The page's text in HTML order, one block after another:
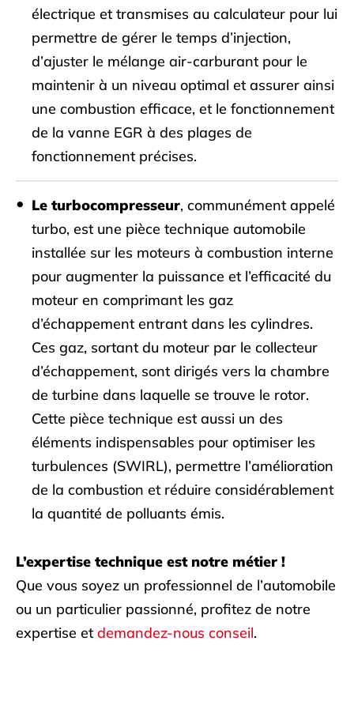
électrique et transmises au calculateur pour lui
permettre de gérer le temps d’injection,
d’ajuster le mélange air-carburant pour le
maintenir à un niveau optimal et assurer ainsi
une combustion efficace, et le fonctionnement
de la vanne EGR à des plages de
fonctionnement précises.
Le turbocompresseur, communément appelé
turbo, est une pièce technique automobile
installée sur les moteurs à combustion interne
pour augmenter la puissance et l’efficacité du
moteur en comprimant les gaz
d’échappement entrant dans les cylindres.
Ces gaz, sortant du moteur par le collecteur
d’échappement, sont dirigés vers la chambre
de turbine dans laquelle se trouve le rotor.
Cette pièce technique est aussi un des
éléments indispensables pour optimiser les
turbulences (SWIRL), permettre l’amélioration
de la combustion et réduire considérablement
la quantité de polluants émis.
L’expertise technique est notre métier !
Que vous soyez un professionnel de l’automobile
ou un particulier passionné, profitez de notre
expertise et demandez-nous conseil.